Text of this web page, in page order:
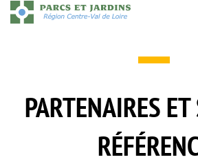
Aller
au
PARTENAIRES